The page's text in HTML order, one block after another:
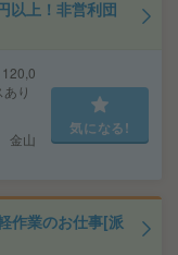
以上！非営利団
り
金山
気になる!
作業のお仕事[派